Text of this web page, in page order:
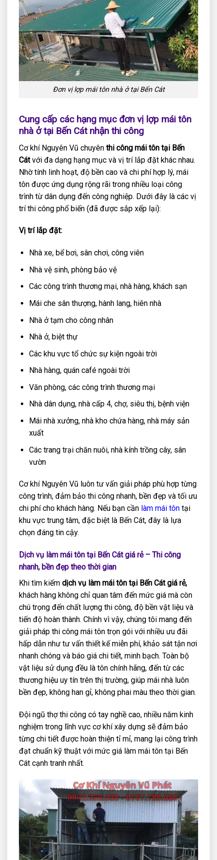
Đơn vị lợp mái tôn nhà ở tại Bến Cát
Cung cấp các hạng mục đơn vị lợp mái tôn
nhà ở tại Bến Cát nhận thi công
Cơ khí Nguyên Vũ chuyên thi công mái tôn tại Bến
Cátvới đa dạng hạng mục và vị trí lắp đặt khác nhau.
Nhờ tính linh hoạt, độ bền cao và chi phí hợp lý, mái
tôn được ứng dụng rộng rãi trong nhiều loại công
trình từ dân dụng đến công nghiệp. Dưới đây là các vị
trí thi công phổ biến (đã được sắp xếp lại):
Vị trí lắp đặt:
Nhà xe, bể bơi, sân chơi, công viên
Nhà vệ sinh, phòng bảo vệ
Các công trình thương mại, nhà hàng, khách sạn
Mái che sân thượng, hành lang, hiên nhà
Nhà ở tạm cho công nhân
Nhà ở, biệt thự
Các khu vực tổ chức sự kiện ngoài trời
Nhà hàng, quán café ngoài trời
Văn phòng, các công trình thương mại
Nhà dân dụng, nhà cấp 4, chợ, siêu thị, bệnh viện
Mái nhà xưởng, nhà kho chứa hàng, nhà máy sản
xuất
Các trang trại chăn nuôi, nhà kính trồng cây, sân
vườn
Cơ khí Nguyên Vũ luôn tư vấn giải pháp phù hợp từng
công trình, đảm bảo thi công nhanh, bền đẹp và tối ưu
chi phí cho khách hàng. Nếu bạn cần làm mái tôn tại
khu vực trung tâm, đặc biệt là Bến Cát, đây là lựa
chọn đáng tin cậy.
Dịch vụ làm mái tôn tại Bến Cát giá rẻ – Thi công
nhanh, bền đẹp theo thời gian
Khi tìm kiếm dịch vụ làm mái tôn tại Bến Cát giá rẻ,
khách hàng không chỉ quan tâm đến mức giá mà còn
chú trọng đến chất lượng thi công, độ bền vật liệu và
tiến độ hoàn thành. Chính vì vậy, chúng tôi mang đến
giải pháp thi công mái tôn trọn gói với nhiều ưu đãi
hấp dẫn như tư vấn thiết kế miễn phí, khảo sát tận nơi
nhanh chóng và báo giá chi tiết, minh bạch. Toàn bộ
vật liệu sử dụng đều là tôn chính hãng, đến từ các
thương hiệu uy tín trên thị trường, giúp mái nhà luôn
bền đẹp, không han gỉ, không phai màu theo thời gian.
Đội ngũ thợ thi công có tay nghề cao, nhiều năm kinh
nghiệm trong lĩnh vực cơ khí xây dựng sẽ đảm bảo
từng chi tiết được hoàn thiện tỉ mỉ, mang lại công trình
đạt chuẩn kỹ thuật với mức giá làm mái tôn tại Bến
Cát cạnh tranh nhất.